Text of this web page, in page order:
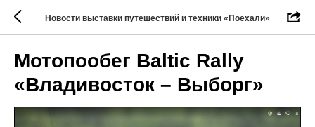
Новости выставки путешествий и техники «Поехали»
Мотопообег Baltic Rally
«Владивосток – Выборг»